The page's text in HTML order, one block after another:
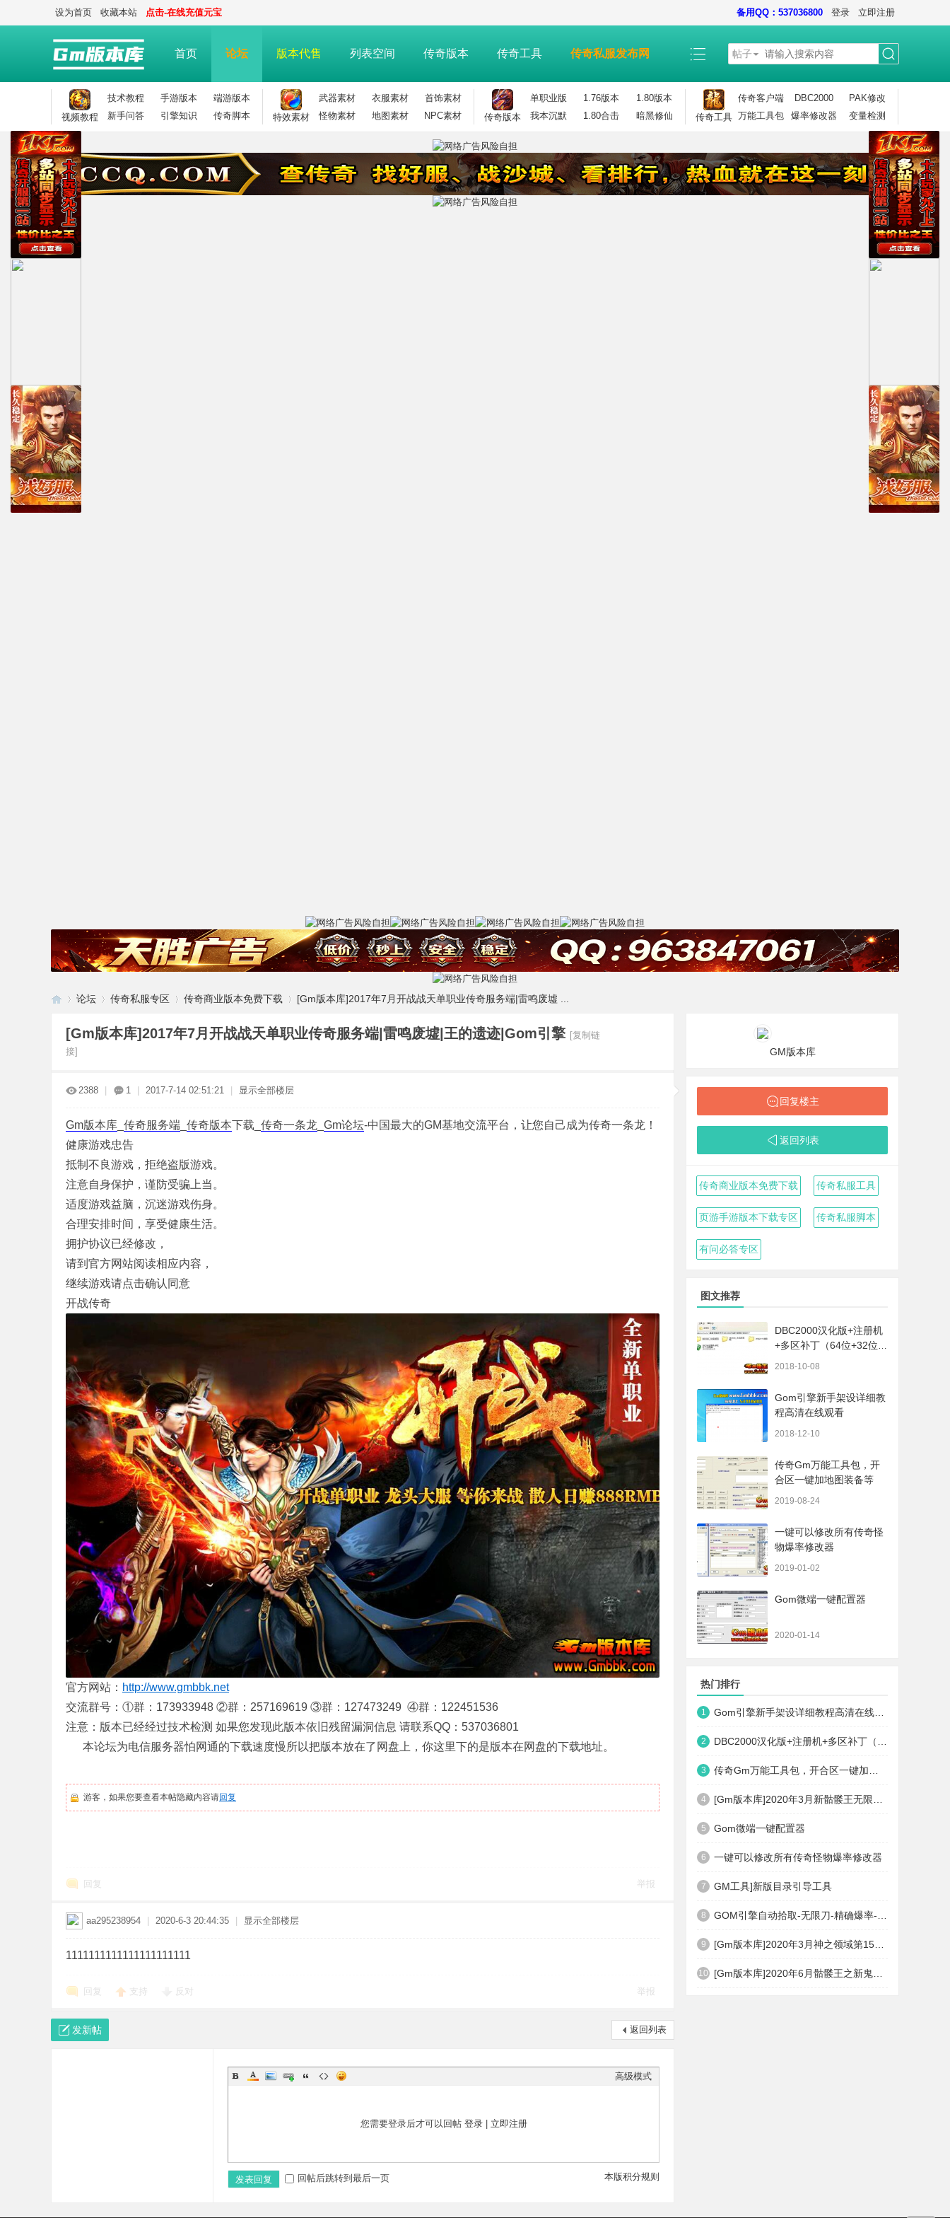
设为首页 收藏本站 点击-在线充值元宝 备用QQ：537036800 登录 立即注册
首页 论坛 版本代售 列表空间 传奇版本 传奇工具 传奇私服发布网 帖子
索
视频教程
技术教程 手游版本
端游版本
新手问答
引擎知识 传奇脚本 特效素材
武器素材 衣服素材
首饰素材
怪物素材
地图素材 NPC素材 传奇版本
单职业版 1.76版本
1.80版本
我本沉默
1.80合击 暗黑修仙 传奇工具
传奇客户端 DBC2000
PAK修改
万能工具包
爆率修改器 变量检测
»
论坛 传奇私服专区 传奇商业版本免费下载 [Gm版本库]2017年7月开战战天单职业传奇服务端|雷鸣废墟 ...
[Gm版本库]2017年7月开战战天单职业传奇服务端|雷鸣废墟|王的遗迹|Gom引擎 [复制链
接]
2388 1 2017-7-14 02:51:21 显示全部楼层
Gm版本库 传奇服务端 传奇版本下载_ 传奇一条龙 Gm论坛-中国最大的GM基地交流平台，让您自己成为传奇一条龙！
健康游戏忠告
抵制不良游戏，拒绝盗版游戏。
注意自身保护，谨防受骗上当。
适度游戏益脑，沉迷游戏伤身。
合理安排时间，享受健康生活。
拥护协议已经修改，
请到官方网站阅读相应内容，
继续游戏请点击确认同意
开战传奇
官方网站： http://www.gmbbk.net
交流群号：①群：173933948 ②群：257169619 ③群：127473249 ④群：122451536
注意：版本已经经过技术检测 如果您发现此版本依旧残留漏洞信息 请联系QQ：537036801
本论坛为电信服务器怕网通的下载速度慢所以把版本放在了网盘上，你这里下的是版本在网盘的下载地址。
游客，如果您要查看本帖隐藏内容请回复
回复 举报
aa295238954 2020-6-3 20:44:35 显示全部楼层
1111111111111111111111
回复 支持 反对 举报
返回列表
发新帖
高级模式
您需要登录后才可以回帖 登录| 立即注册
本版积分规则
发表回复 回帖后跳转到最后一页
GM版本库
回复楼主
返回列表
传奇商业版本免费下载 传奇私服工具
页游手游版本下载专区 传奇私服脚本
有问必答专区
图文推荐
DBC2000汉化版+注册机
+多区补丁（64位+32位的
2018-10-08
Gom引擎新手架设详细教
程高清在线观看
2018-12-10
传奇Gm万能工具包，开
合区一键加地图装备等
2019-08-24
一键可以修改所有传奇怪
物爆率修改器
2019-01-02
Gom微端一键配置器
2020-01-14
热门排行
1
2
3
4
5 Gom微端一键配置器
6 一键可以修改所有传奇怪物爆率修改器
7 GM工具]新版目录引导工具
8
9
10